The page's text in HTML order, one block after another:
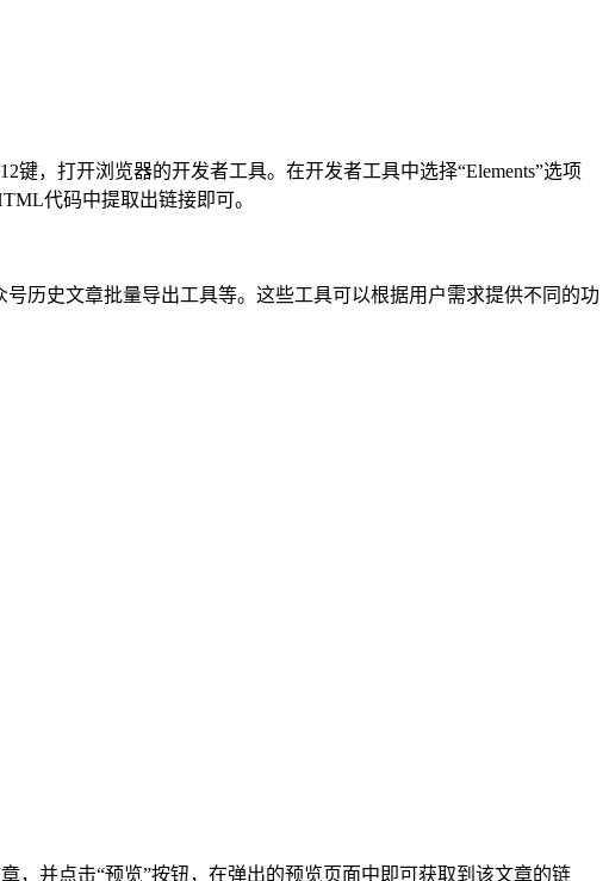
，打开浏览器的开发者工具。在开发者工具中选择“Elements”选项
代码中提取出链接即可。
历史文章批量导出工具等。这些工具可以根据用户需求提供不同的功
，并点击“预览”按钮，在弹出的预览页面中即可获取到该文章的链